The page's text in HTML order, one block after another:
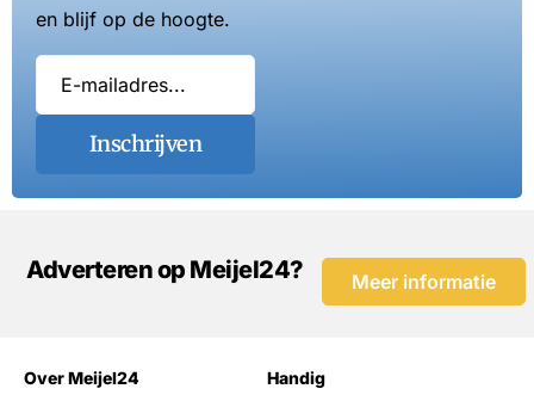
en blijf op de hoogte.
Inschrijven
Adverteren op Meijel24? Meer informatie
Over Meijel24 Handig